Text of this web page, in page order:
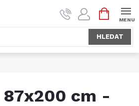
HLEDAT
NÁKUPNÍ
KOŠÍK
87x200 cm -